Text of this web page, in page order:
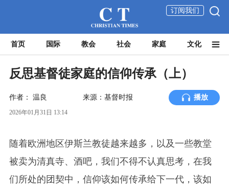
订阅我们
首页 国际 教会 社会 家庭 文化
反思基督徒家庭的信仰传承（上）
作者： 温良 来源：基督时报 播放
2026年01月31日 13:14
随着欧洲地区伊斯兰教徒越来越多，以及一些教堂
被卖为清真寺、酒吧，我们不得不认真思考，在我
们所处的团契中，信仰该如何传承给下一代，该如